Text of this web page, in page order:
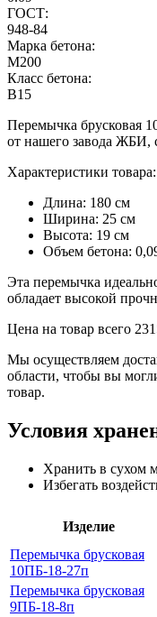
ГОСТ:
948-84
Марка бетона:
М200
Класс бетона:
В15
Перемычка брусковая
от нашего завода ЖБИ,
Характеристики товара:
Длина: 180 см
Ширина: 25 см
Высота: 19 см
Объем бетона:
Эта перемычка
обладает высокой
Цена на товар всего
Мы осуществляем
области, чтобы вы
товар.
Условия
Хранить в сухом
Избегать
Изделие
Перемычка брусковая
10ПБ-18-27п
Перемычка брусковая
9ПБ-18-8п